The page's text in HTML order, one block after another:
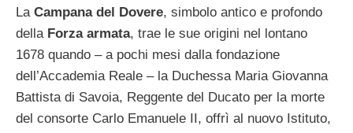
La Campana del Dovere, simbolo antico e profondo
della Forza armata, trae le sue origini nel lontano
1678 quando – a pochi mesi dalla fondazione
dell’Accademia Reale – la Duchessa Maria Giovanna
Battista di Savoia, Reggente del Ducato per la morte
del consorte Carlo Emanuele II, offrì al nuovo Istituto,